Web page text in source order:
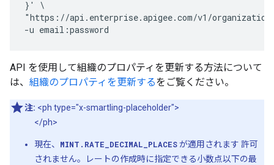
}' \
"https://api.enterprise.apigee.com/v1/
API を使用して組織のプロパティを更新する方法について
は、 組織のプロパティを更新するをご覧ください。
注: <ph type="x-smartling-placeholder">
</ph>
現在、 MINT.RATE_DECIMAL_PLACESが適用されます 許可
されません。レートの作成時に指定できる小数点以下の最